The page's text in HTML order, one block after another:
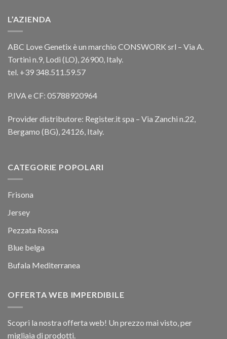
L’AZIENDA
ABC Love Genetix è un marchio CONSWORK srl – Via A.
Tortini n.9, Lodi (LO), 26900, Italy.
tel. +39 348.511.59.57
P.IVA e CF: 05788920964
Provider distributore: Register.it spa – Via Zanchi n.22,
Bergamo (BG), 24126, Italy.
CATEGORIE POPOLARI
Frisona
Jersey
Pezzata Rossa
Blue belga
Bufala Mediterranea
OFFERTA WEB IMPERDIBILE
Scopri la nostra offerta web! Un prezzo mai visto, per
migliaia di prodotti.